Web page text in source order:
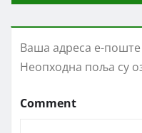
Ваша адреса е-
Неопходна поља су
Comment